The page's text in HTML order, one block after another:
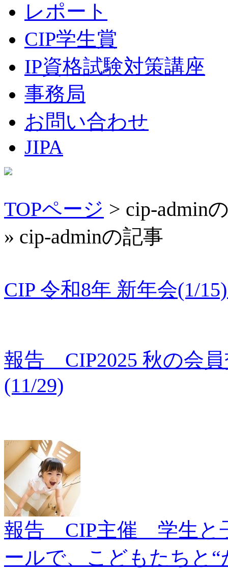
レポート
CIP学生賞
IP資格試験対策講座
事務局
お問い合わせ
JIPA
TOPページ > cip-admin
» cip-adminの記事
CIP 令和8年 新年会(1/
報告 CIP2025 秋の会
(11/29)
報告 CIP主催 学生と
ールで、こどもたちと